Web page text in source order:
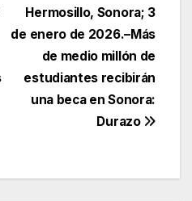
Hermosillo, Sonora; 3
de enero de 2026.–Más
de medio millón de
estudiantes recibirán
una beca en Sonora:
Durazo